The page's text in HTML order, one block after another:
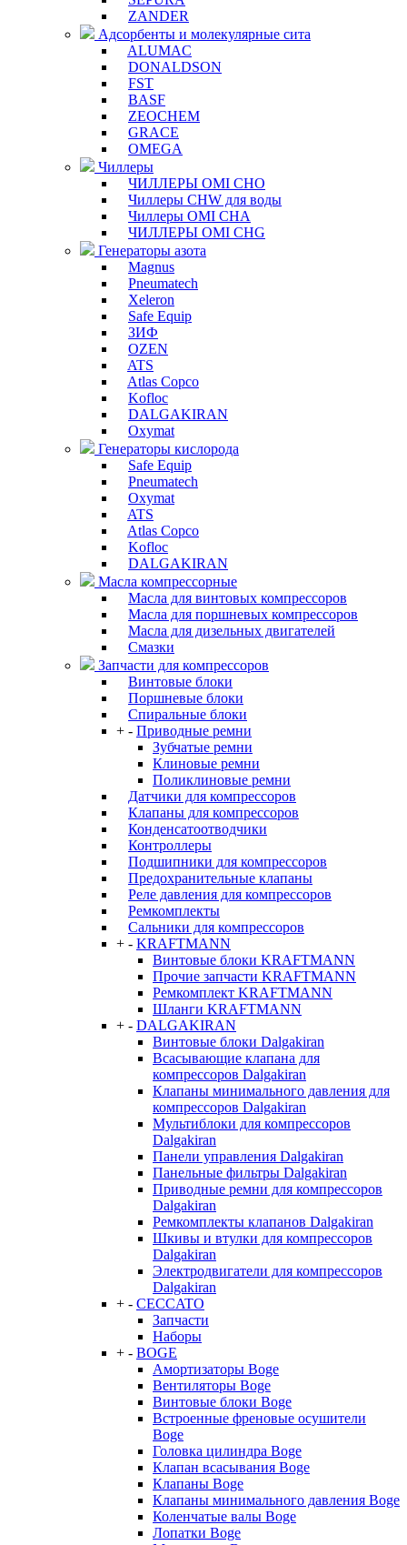
ZANDER
Адсорбенты и молекулярные сита
ALUMAC
DONALDSON
FST
BASF
ZEOCHEM
GRACE
OMEGA
Чиллеры
ЧИЛЛЕРЫ OMI CHO
Чиллеры CHW для воды
Чиллеры OMI CHA
ЧИЛЛЕРЫ OMI CHG
Генераторы азота
Magnus
Pneumatech
Xeleron
Safe Equip
ЗИФ
OZEN
ATS
Atlas Copco
Kofloc
DALGAKIRAN
Oxymat
Генераторы кислорода
Safe Equip
Pneumatech
Oxymat
ATS
Atlas Copco
Kofloc
DALGAKIRAN
Масла компрессорные
Масла для винтовых компрессоров
Масла для поршневых компрессоров
Масла для дизельных двигателей
Смазки
Запчасти для компрессоров
Винтовые блоки
Поршневые блоки
Спиральные блоки
+ - Приводные ремни
Зубчатые ремни
Клиновые ремни
Поликлиновые ремни
Датчики для компрессоров
Клапаны для компрессоров
Конденсатоотводчики
Контроллеры
Подшипники для компрессоров
Предохранительные клапаны
Реле давления для компрессоров
Ремкомплекты
Сальники для компрессоров
+ - KRAFTMANN
Винтовые блоки KRAFTMANN
Прочие запчасти KRAFTMANN
Ремкомплект KRAFTMANN
Шланги KRAFTMANN
+ - DALGAKIRAN
Винтовые блоки Dalgakiran
Всасывающие клапана для
компрессоров Dalgakiran
Клапаны минимального давления для
компрессоров Dalgakiran
Мультиблоки для компрессоров
Dalgakiran
Панели управления Dalgakiran
Панельные фильтры Dalgakiran
Приводные ремни для компрессоров
Dalgakiran
Ремкомплекты клапанов Dalgakiran
Шкивы и втулки для компрессоров
Dalgakiran
Электродвигатели для компрессоров
Dalgakiran
+ - CECCATO
Запчасти
Наборы
+ - BOGE
Амортизаторы Boge
Вентиляторы Boge
Винтовые блоки Boge
Встроенные френовые осушители
Boge
Головка цилиндра Boge
Клапан всасывания Boge
Клапаны Boge
Клапаны минимального давления Boge
Коленчатые валы Boge
Лопатки Boge